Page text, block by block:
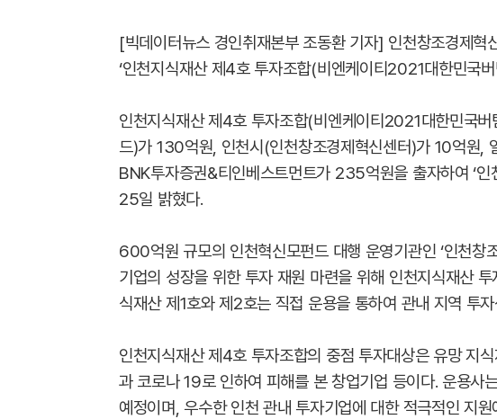
[빅데이터뉴스 경인취재본부 조동환 기자] 인천창조경제
‘인천지식재산 제4호 투자조합(비엔케이티2021대한민국
인천지식재산 제4호 투자조합(비엔케이티2021대한민국
드)가 130억원, 인천시(인천창조경제혁신센터)가 10억원,
BNK투자증권&티인베스트먼트가 235억원을 출자하여 ‘
25일 밝혔다.
600억원 규모의 인천혁신모펀드 대행 운영기관인 ‘인천창
기업의 성장을 위한 투자 재원 마련을 위해 인천지식재산
식재산 제1호와 제2호는 직접 운용을 통하여 관내 지역 투
인천지식재산 제4호 투자조합의 중점 투자대상은 유망 지
과 코로나 19로 인하여 피해를 본 창업기업 등이다. 운용
예정이며, 우수한 인천 관내 투자기업에 대한 적극적인 지원